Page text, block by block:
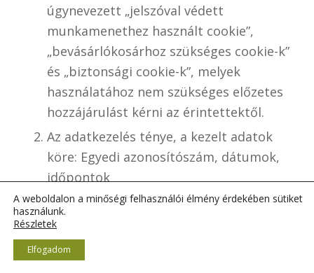
úgynevezett „jelszóval védett
munkamenethez használt cookie”,
„bevásárlókosárhoz szükséges cookie-k”
és „biztonsági cookie-k”, melyek
használatához nem szükséges előzetes
hozzájárulást kérni az érintettektől.
Az adatkezelés ténye, a kezelt adatok
köre: Egyedi azonosítószám, dátumok,
időpontok
Az érintettek köre: A weboldalt látogató
valamennyi érintett.
Az adatkezelés célja: A felhasználók
A weboldalon a minőségi felhasználói élmény érdekében sütiket
használunk.
Részletek
Elfogadom